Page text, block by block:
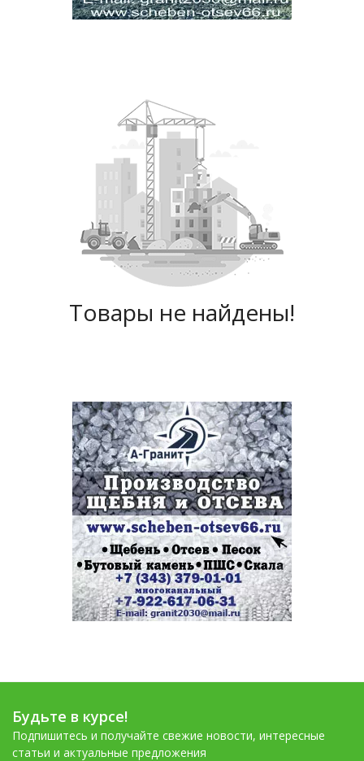
Товары не найдены!
Будьте в курсе!
Подпишитесь и получайте свежие новости, интересные
статьи и актуальные предложения